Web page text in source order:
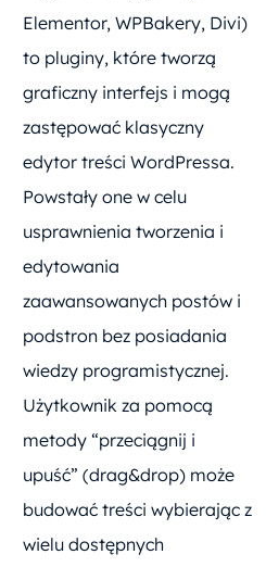
Elementor, WPBakery, Divi)
to pluginy, które tworzą
graficzny interfejs i mogą
zastępować klasyczny
edytor treści WordPressa.
Powstały one w celu
usprawnienia tworzenia i
edytowania
zaawansowanych postów i
podstron bez posiadania
wiedzy programistycznej.
Użytkownik za pomocą
metody “przeciągnij i
upuść” (drag&drop) może
budować treści wybierając z
wielu dostępnych